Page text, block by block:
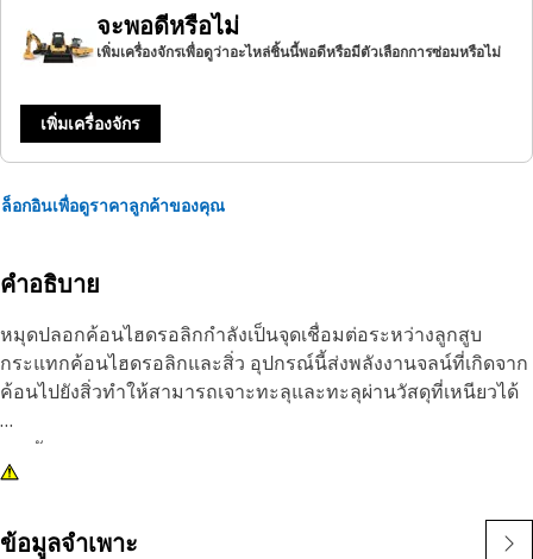
จะพอดีหรือไม่
เพิ่มเครื่องจักรเพื่อดูว่าอะไหล่ชิ้นนี้พอดีหรือมีตัวเลือกการซ่อมหรือไม่
เพิ่มเครื่องจักร
ล็อกอินเพื่อดูราคาลูกค้าของคุณ
คำอธิบาย
หมุดปลอกค้อนไฮดรอลิกกําลังเป็นจุดเชื่อมต่อระหว่างลูกสูบ
กระแทกค้อนไฮดรอลิกและสิ่ว อุปกรณ์นี้ส่งพลังงานจลน์ที่เกิดจาก
ค้อนไปยังสิ่วทําให้สามารถเจาะทะลุและทะลุผ่านวัสดุที่เหนียวได้
คุณลักษณะ:
•ทนต่อผลกระทบซ้ํา ๆ โดยไม่ทําให้เสียรูป
• มีความแข็งแรงและทนทานสูง
ข้อมูลจำเพาะ